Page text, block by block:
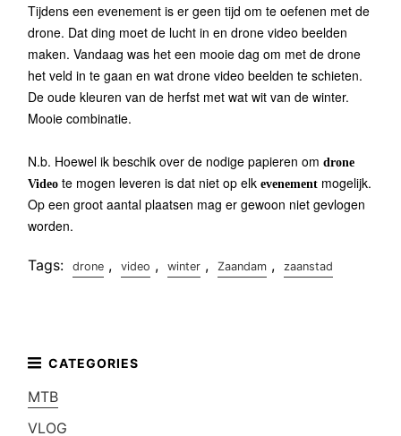
Tijdens een evenement is er geen tijd om te oefenen met de
drone. Dat ding moet de lucht in en drone video beelden
maken. Vandaag was het een mooie dag om met de drone
het veld in te gaan en wat drone video beelden te schieten.
De oude kleuren van de herfst met wat wit van de winter.
Mooie combinatie.
N.b. Hoewel ik beschik over de nodige papieren omdrone
Video te mogen leveren is dat niet op elkevenement mogelijk.
Op een groot aantal plaatsen mag er gewoon niet gevlogen
worden.
Tags: drone , video , winter , Zaandam , zaanstad
MTB
VLOG